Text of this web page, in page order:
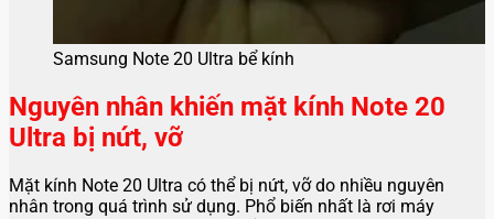
Samsung Note 20 Ultra bể kính
Nguyên nhân khiến mặt kính Note 20
Ultra bị nứt, vỡ
Mặt kính Note 20 Ultra có thể bị nứt, vỡ do nhiều nguyên
nhân trong quá trình sử dụng. Phổ biến nhất là rơi máy